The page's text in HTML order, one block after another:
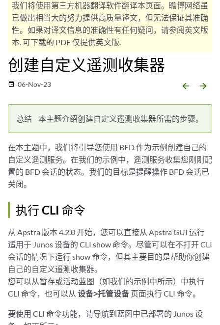
我们将使用第三方机器翻译软件翻译本页面。瞻博网络虽
已做出相当大的努力提供高质量译文，但无法保证其准确
性。如果对译文信息的准确性有任何疑问，请参阅英文版
本. 可下载的 PDF 仅提供英文版.
创建自定义遥测收集器
date_range 06-Nov-23 arrow_backward arrow_forward
总结 本主题介绍创建自定义遥测收集器所需的步骤。
在本主题中，我们将引导您使用 BFD 作为示例创建自己的
自定义遥测服务。在我们的示例中，遥测服务收集您刚刚配
置的 BFD 会话的状态。我们的目标是提醒操作 BFD 会话已
关闭。
执行 CLI 命令
从 Apstra 版本 4.2.0 开始，您可以直接从 Apstra GUI 运行
适用于 Junos 设备的 CLI show 命令。尽管可以在不打开 CLI
会话的情况下运行 show 命令，但其主要目的是帮助你创建
自己的自定义遥测收集器。
您可以从暂存或活动蓝图（如我们的示例中所示）中执行
CLI 命令，也可以从 设备>托管设备页面执行 CLI 命令。
要使用 CLI 命令功能，请导航到蓝图中已部署的 Junos 设